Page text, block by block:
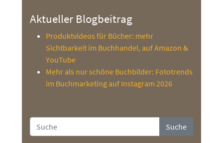
Aktueller Blogbeitrag
Produktvideos für Bücher: mehr
Sichtbarkeit im Buchhandel, auf Amazon &
YouTube
Mehr als nur schöne Buchbilder: Fototrends
im Buchmarketing auf Instagram 2026
Suche